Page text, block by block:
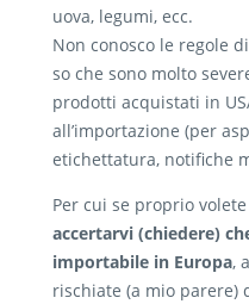
uova, legumi, ecc.
Non conosco le regole
so che sono molto
prodotti acquistati in
all’importazione (per
etichettatura, notifiche
Per cui se proprio
accertarvi (chiedere)
importabile in Europa,
rischiate (a mio parere)